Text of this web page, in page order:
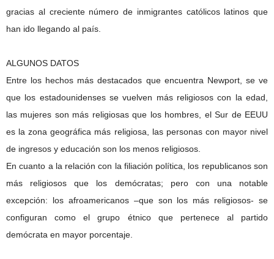
gracias al creciente número de inmigrantes católicos latinos que
han ido llegando al país.
ALGUNOS DATOS
Entre los hechos más destacados que encuentra Newport, se ve
que los estadounidenses se vuelven más religiosos con la edad,
las mujeres son más religiosas que los hombres, el Sur de EEUU
es la zona geográfica más religiosa, las personas con mayor nivel
de ingresos y educación son los menos religiosos.
En cuanto a la relación con la filiación política, los republicanos son
más religiosos que los demócratas; pero con una notable
excepción: los afroamericanos –que son los más religiosos- se
configuran como el grupo étnico que pertenece al partido
demócrata en mayor porcentaje.